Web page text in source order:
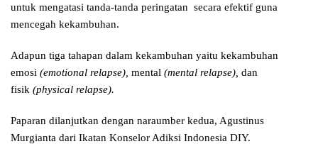
untuk mengatasi tanda-tanda peringatan secara efektif guna
mencegah kekambuhan.
Adapun tiga tahapan dalam kekambuhan yaitu kekambuhan
emosi (emotional relapse), mental (mental relapse), dan
fisik (physical relapse).
Paparan dilanjutkan dengan naraumber kedua, Agustinus
Murgianta dari Ikatan Konselor Adiksi Indonesia DIY.